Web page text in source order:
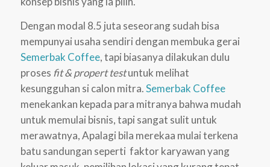
Dengan modal 8.5 juta seseorang sudah bisa
mempunyai usaha sendiri dengan membuka gerai
Semerbak Coffee, tapi biasanya dilakukan dulu
proses fit & propert testuntuk melihat
kesungguhan si calon mitra.Semerbak Coffee
menekankan kepada para mitranya bahwa mudah
untuk memulai bisnis, tapi sangat sulit untuk
merawatnya, Apalagi bila merekaa mulai terkena
batu sandungan seperti faktor karyawan yang